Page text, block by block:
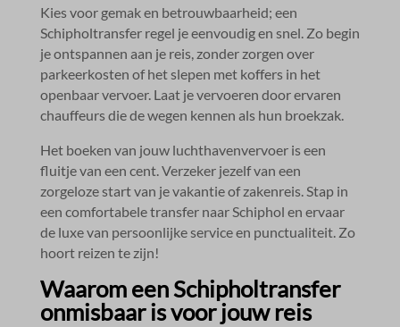
Kies voor gemak en betrouwbaarheid; een
Schipholtransfer regel je eenvoudig en snel.​ Zo begin
je ontspannen aan je reis, zonder zorgen over
parkeerkosten of het slepen met koffers in het
openbaar vervoer.​ Laat je vervoeren door ervaren
chauffeurs die de wegen kennen als hun broekzak.​
Het boeken van jouw luchthavenvervoer is een
fluitje van een cent.​ Verzeker jezelf van een
zorgeloze start van je vakantie of zakenreis.​ Stap in
een comfortabele transfer naar Schiphol en ervaar
de luxe van persoonlijke service en punctualiteit.​ Zo
hoort reizen te zijn!
Waarom een Schipholtransfer
onmisbaar is voor jouw reis